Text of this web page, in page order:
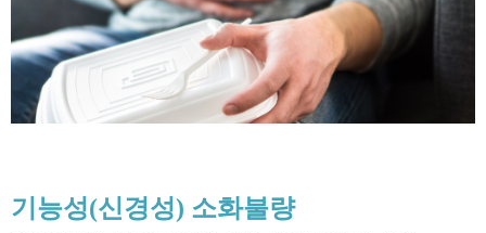
기능성(신경성) 소화불량